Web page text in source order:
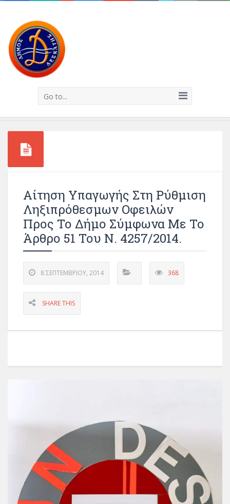
Go to...
Αίτηση Υπαγωγής Στη Ρύθμιση
Ληξιπρόθεσμων Οφειλών
Προς Το Δήμο Σύμφωνα Με Το
Άρθρο 51 Του Ν. 4257/2014.
8 ΣΕΠΤΕΜΒΡΊΟΥ, 2014 368
SHARE THIS